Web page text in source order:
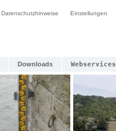
Datenschutzhinweise Einstellungen
Downloads Webservices